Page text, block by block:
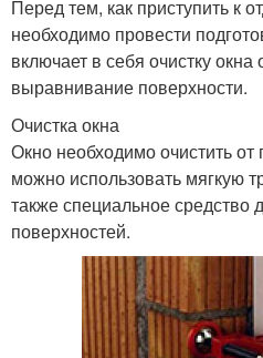
Перед тем, как приступить к
необходимо провести
включает в себя очистку
выравнивание поверхности.
Очистка окна
Окно необходимо очистить от
можно использовать мягкую
также специальное средство
поверхностей.